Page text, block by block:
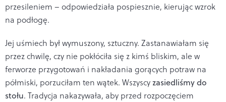
przesileniem – odpowiedziała pospiesznie, kierując wzrok
na podłogę.
Jej uśmiech był wymuszony, sztuczny. Zastanawiałam się
przez chwilę, czy nie pokłóciła się z kimś bliskim, ale w
ferworze przygotowań i nakładania gorących potraw na
półmiski, porzuciłam ten wątek. Wszyscyzasiedliśmy do
stołu. Tradycja nakazywała, aby przed rozpoczęciem